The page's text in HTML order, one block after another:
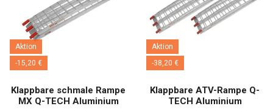
Aktion
-15,20 €
Klappbare schmale Rampe
MX Q-TECH Aluminium
Aktion
-38,20 €
Klappbare ATV-Rampe Q-
TECH Aluminium